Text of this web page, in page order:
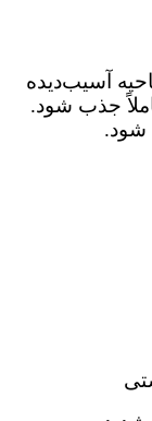
روز روی ناحیه آسیب‌دیده
جذب شود.
شود.